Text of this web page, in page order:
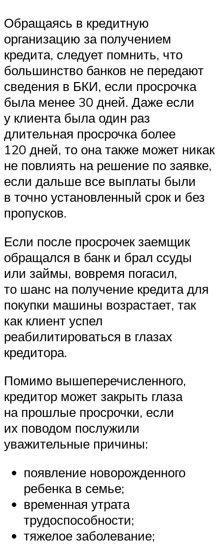
Обращаясь в кредитную
организацию за получением
кредита, следует помнить, что
большинство банков не передают
сведения в БКИ, если просрочка
была менее 30 дней. Даже если
у клиента была один раз
длительная просрочка более
120 дней, то она также может никак
не повлиять на решение по заявке,
если дальше все выплаты были
в точно установленный срок и без
пропусков.
Если после просрочек заемщик
обращался в банк и брал ссуды
или займы, вовремя погасил,
то шанс на получение кредита для
покупки машины возрастает, так
как клиент успел
реабилитироваться в глазах
кредитора.
Помимо вышеперечисленного,
кредитор может закрыть глаза
на прошлые просрочки, если
их поводом послужили
уважительные причины:
появление новорожденного
ребенка в семье;
временная утрата
трудоспособности;
тяжелое заболевание;